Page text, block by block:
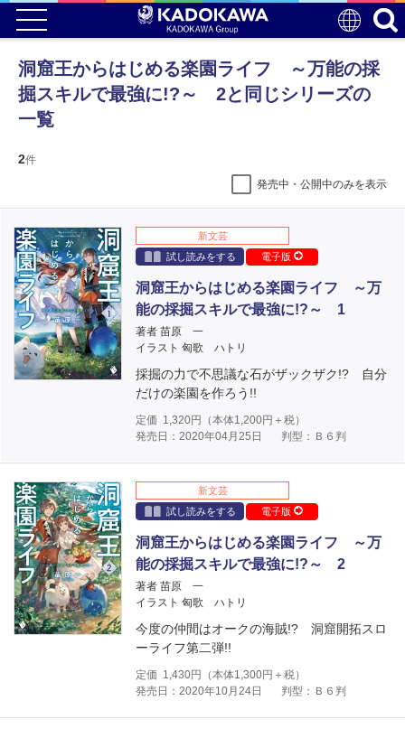
洞窟王からはじめる楽園ライフ ～万能の採
掘スキルで最強に!?～ 2と同じシリーズの
一覧
2件
発売中・公開中のみを表示
新文芸
試し読みをする
電子版
洞窟王からはじめる楽園ライフ ～万
能の採掘スキルで最強に!?～ 1
著者 苗原 一
イラスト 匈歌 ハトリ
採掘の力で不思議な石がザックザク!? 自分
だけの楽園を作ろう!!
定価 1,320円（本体1,200円＋税）
発売日：2020年04月25日
判型：Ｂ６判
新文芸
試し読みをする
電子版
洞窟王からはじめる楽園ライフ ～万
能の採掘スキルで最強に!?～ 2
著者 苗原 一
イラスト 匈歌 ハトリ
今度の仲間はオークの海賊!? 洞窟開拓スロ
ーライフ第二弾!!
定価 1,430円（本体1,300円＋税）
発売日：2020年10月24日
判型：Ｂ６判